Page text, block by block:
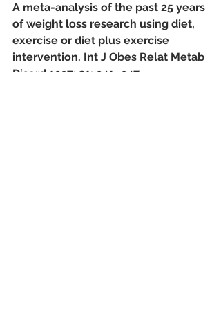
A meta-analysis of the past 25 years
of weight loss research using diet,
exercise or diet plus exercise
intervention. Int J Obes Relat Metab
Disord 1997: 21: 941–947.